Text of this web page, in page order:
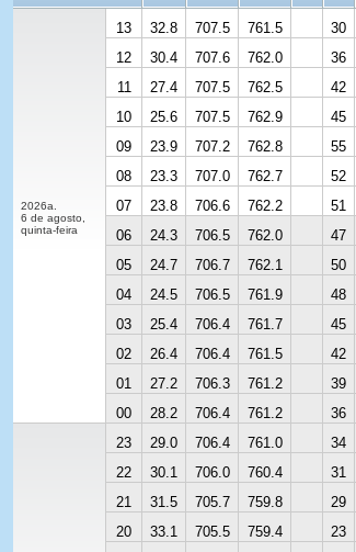
2026a.
6 de agosto,
quinta-feira
13 32.8 707.5 761.5 30
12
30.4 707.6 762.0 36
11
27.4 707.5 762.5 42
10
25.6 707.5 762.9 45
09
23.9 707.2 762.8 55
08
23.3 707.0 762.7 52
07
23.8 706.6 762.2 51
06
24.3 706.5 762.0 47
05
24.7 706.7 762.1 50
04
24.5 706.5 761.9 48
03
25.4 706.4 761.7 45
02
26.4 706.4 761.5 42
01
27.2 706.3 761.2 39
00
28.2 706.4 761.2 36
23
29.0 706.4 761.0 34
22
30.1 706.0 760.4 31
21
31.5 705.7 759.8 29
20
33.1 705.5 759.4 23